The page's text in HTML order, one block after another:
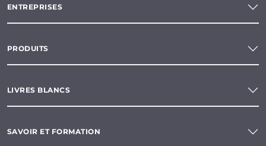
ENTREPRISES
PRODUITS
LIVRES BLANCS
SAVOIR ET FORMATION